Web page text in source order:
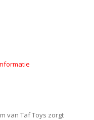
van Taf Toys zorgt